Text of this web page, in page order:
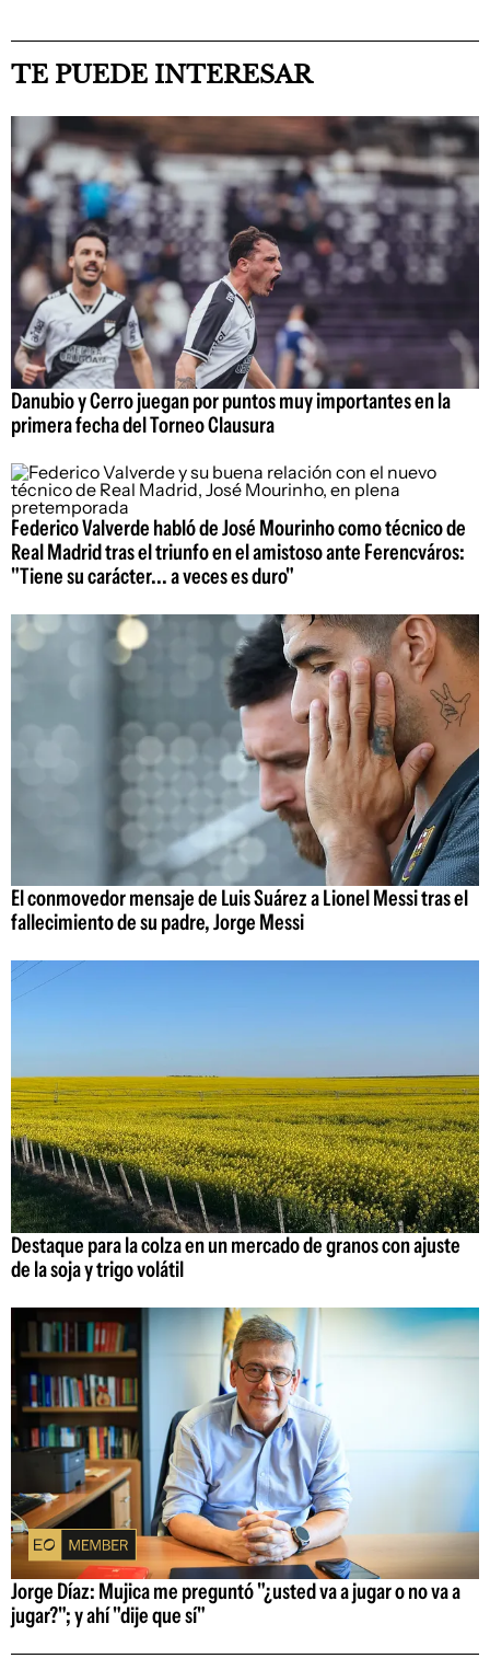
TE PUEDE INTERESAR
Danubio y Cerro juegan por puntos muy importantes en la
primera fecha del Torneo Clausura
Federico Valverde habló de José Mourinho como técnico de
Real Madrid tras el triunfo en el amistoso ante Ferencváros:
"Tiene su carácter... a veces es duro"
El conmovedor mensaje de Luis Suárez a Lionel Messi tras el
fallecimiento de su padre, Jorge Messi
Destaque para la colza en un mercado de granos con ajuste
de la soja y trigo volátil
Jorge Díaz: Mujica me preguntó "¿usted va a jugar o no va a
jugar?"; y ahí "dije que sí"